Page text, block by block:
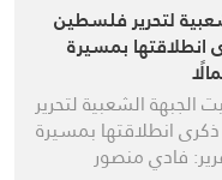
لتحرير فلسطين
بمسيرة
الشعبية لتحرير
انطلاقتها بمسيرة
فادي منصور